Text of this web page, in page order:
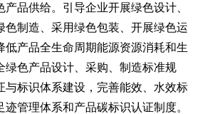
供给。引导企业开展绿色设计、
色制造、采用绿色包装、开展绿色运
低产品全生命周期能源资源消耗和生
绿色产品设计、采购、制造标准规
与标识体系建设，完善能效、水效标
管理体系和产品碳标识认证制度。